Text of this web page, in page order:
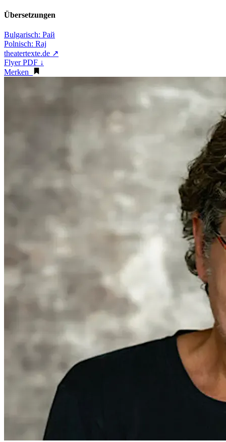
Übersetzungen
Bulgarisch: Рай
Polnisch: Raj
theatertexte.de ↗
Flyer PDF ↓
Merken